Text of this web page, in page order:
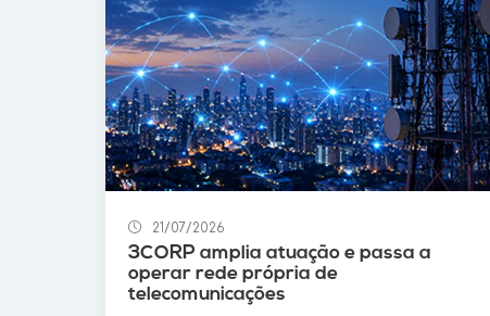
21/07/2026
3CORP amplia atuação e passa a
operar rede própria de
telecomunicações